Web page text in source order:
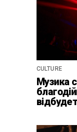
CULTURE
Музика